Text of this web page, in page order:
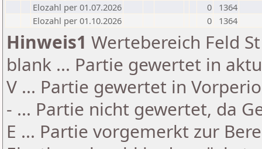
Elozahl per 01.07.2026
0
1364
Elozahl per 01.10.2026
0 1364
Hinweis1 Wertebereich Feld
blank ... Partie gewertet in
V ... Partie gewertet in
- ... Partie nicht gewertet, da
E ... Partie vorgemerkt zur